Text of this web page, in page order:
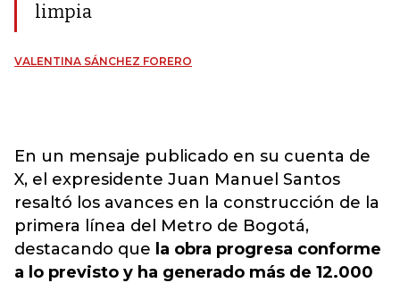
limpia
VALENTINA SÁNCHEZ FORERO
En un mensaje publicado en su cuenta de
X, el expresidente Juan Manuel Santos
resaltó los avances en la construcción de la
primera línea del Metro de Bogotá,
destacando que la obra progresa conforme
a lo previsto y ha generado más de 12.000